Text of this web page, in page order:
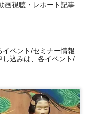
画視聴・レポート記事
ベント/セミナー情報
込みは、各イベント/